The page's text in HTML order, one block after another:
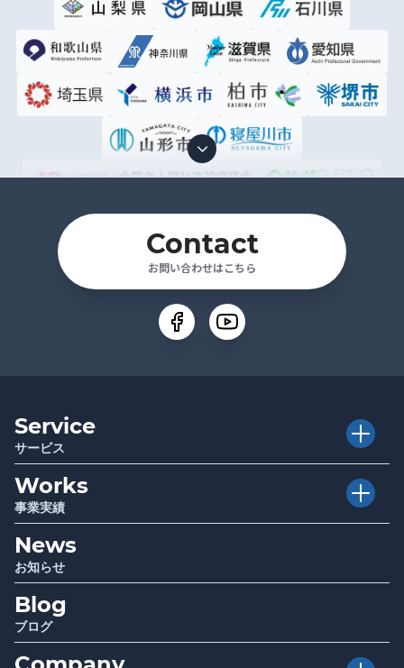
Contact
お問い合わせはこちら
Service
サービス
Executive Club
Club TRAPE クラブトラピ
Sociwell
Infrastructure
Works
事業実績
Project
Seminar 講演 / セミナー
Report
News
お知らせ
Blog
ブログ